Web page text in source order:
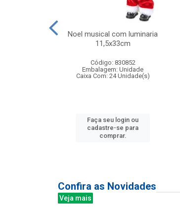
Noel musical com luminaria
11,5x33cm
Código: 830852
Embalagem: Unidade
Caixa Com: 24 Unidade(s)
Faça seu login ou
cadastre-se para
comprar.
Confira as Novidades
Veja mais